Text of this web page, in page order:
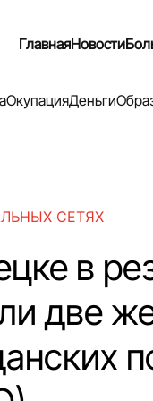
ГлавнаяНовости
ОкупацияДеньги
СЕТЯХ
в
две